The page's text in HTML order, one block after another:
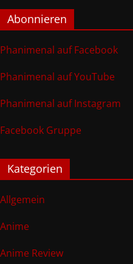
Abonnieren
Phanimenal auf Facebook
Phanimenal auf YouTube
Phanimenal auf Instagram
Facebook Gruppe
Kategorien
Allgemein
Anime
Anime Review